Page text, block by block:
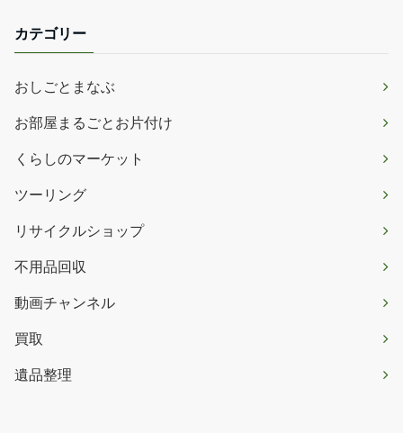
カテゴリー
おしごとまなぶ
お部屋まるごとお片付け
くらしのマーケット
ツーリング
リサイクルショップ
不用品回収
動画チャンネル
買取
遺品整理